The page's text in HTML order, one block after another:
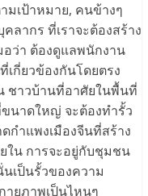
มเป้าหมาย, คนข้างๆ
ลากร ที่เราจะต้องสร้าง
อว่า ต้องดูแลพนักงาน
กี่ยวข้องกันโดยตรง
ชาวบ้านที่อาศัยในพื้นที่
นาดใหญ่ จะต้องทำรั้ว
กำแพงเมืองจีนที่สร้าง
ใน การจะอยู่กับชุมชน
เป็นรั้วของความ
ยภาพเป็นไหนๆ